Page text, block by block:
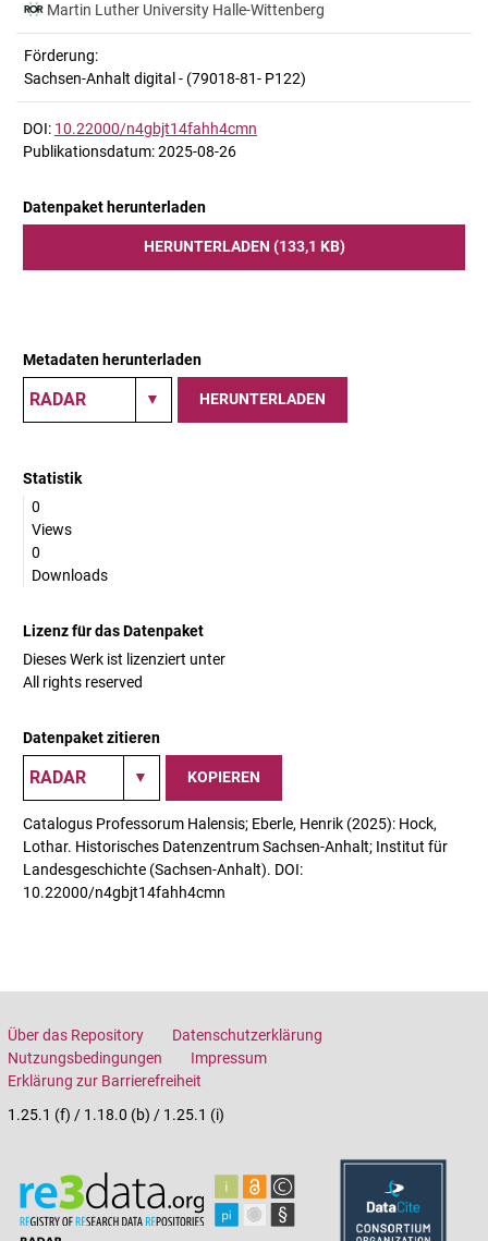
Martin Luther University Halle-Wittenberg
Förderung:
Sachsen-Anhalt digital - (79018-81- P122)
DOI: 10.22000/n4gbjt14fahh4cmn
Publikationsdatum: 2025-08-26
Datenpaket herunterladen
HERUNTERLADEN (133,1 KB)
Metadaten herunterladen
HERUNTERLADEN
Statistik
0
Views
0
Downloads
Lizenz für das Datenpaket
Dieses Werk ist lizenziert unter
All rights reserved
Datenpaket zitieren
KOPIEREN
Catalogus Professorum Halensis; Eberle, Henrik (2025): Hock,
Lothar. Historisches Datenzentrum Sachsen-Anhalt; Institut für
Landesgeschichte (Sachsen-Anhalt). DOI:
10.22000/n4gbjt14fahh4cmn
Über das Repository
Datenschutzerklärung
Nutzungsbedingungen
Impressum
Erklärung zur Barrierefreiheit
1.25.1 (f) / 1.18.0 (b) / 1.25.1 (i)